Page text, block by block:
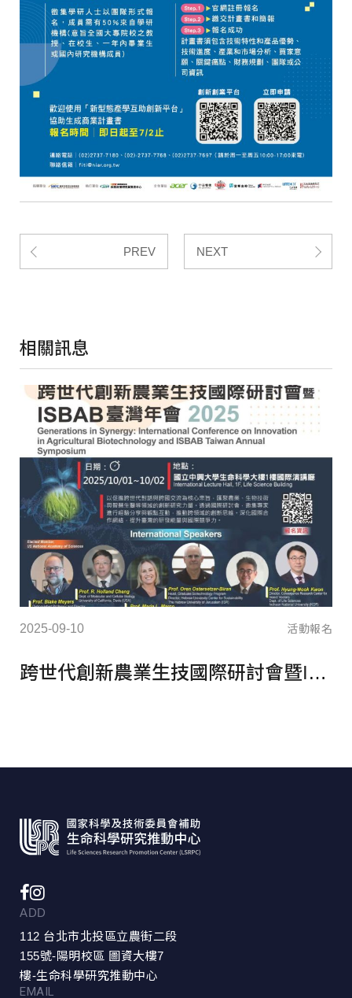
PREV NEXT
相關訊息
2025-09-10 活動報名
跨世代創新農業生技國際研討會暨ISBAB臺灣年會報名開始
ADD
112 台北市北投區立農街二段
155號-陽明校區 圖資大樓7
樓-生命科學研究推動中心
EMAIL